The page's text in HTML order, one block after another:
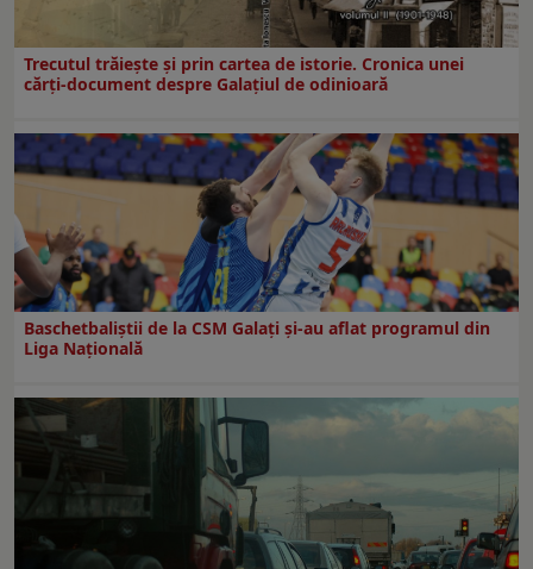
Trecutul trăiește și prin cartea de istorie. Cronica unei
cărți-document despre Galațiul de odinioară
Baschetbaliștii de la CSM Galați și-au aflat programul din
Liga Națională